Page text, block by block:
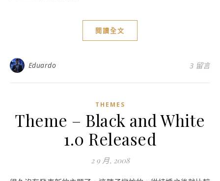
閱讀全文
Eduardo 3 留言
THEMES
Theme – Black and White
1.0 Released
2 9 月, 2008